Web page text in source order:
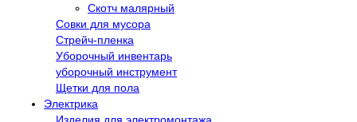
Скотч малярный
Совки для мусора
Стрейч-пленка
Уборочный инвентарь
уборочный инструмент
Щетки для пола
Электрика